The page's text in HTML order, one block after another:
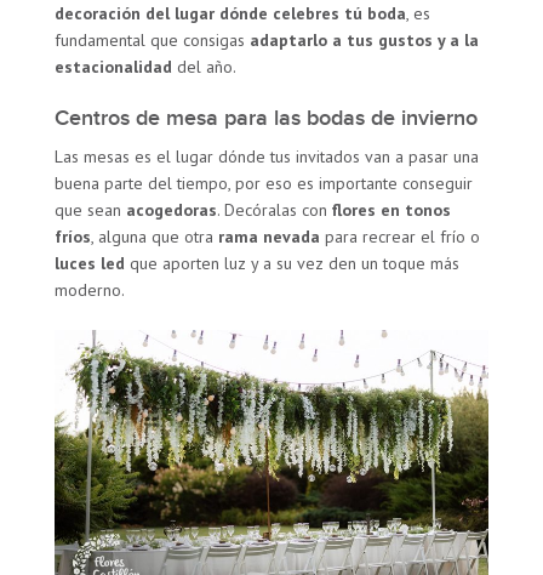
decoración del lugar dónde celebres tú boda, es
fundamental que consigas adaptarlo a tus gustos y a la
estacionalidad del año.
Centros de mesa para las bodas de invierno
Las mesas es el lugar dónde tus invitados van a pasar una
buena parte del tiempo, por eso es importante conseguir
que sean acogedoras. Decóralas conflores en tonos
fríos, alguna que otra rama nevada para recrear el frío o
luces led que aporten luz y a su vez den un toque más
moderno.